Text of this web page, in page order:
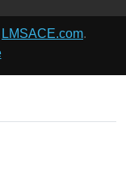
LMSACE.com.